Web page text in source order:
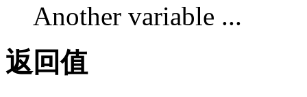
Another variable ...
返回值